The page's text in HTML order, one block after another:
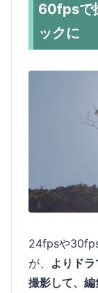
60fpsで
ックに
24fpsや
が、 よりド
撮影して、